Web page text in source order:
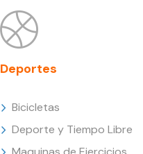
Deportes
Bicicletas
Deporte y Tiempo Libre